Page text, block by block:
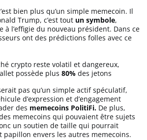
bien plus qu’un simple memecoin. Il
Trump, c’est tout un symbole,
à l’effigie du nouveau président. Dans ce
ont des prédictions folles avec ce
crypto reste volatil et dangereux,
possède plus 80% des jetons
pas qu’un simple actif spéculatif,
d’expression et d’engagement
des memecoins PolitiFi. De plus,
memecoins qui pouvaient être sujets
un soutien de taille qui pourrait
envers les autres memecoins.